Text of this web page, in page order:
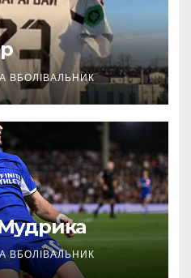
ВБОЛІВАЛЬНИК
ВБОЛІВАЛЬНИК